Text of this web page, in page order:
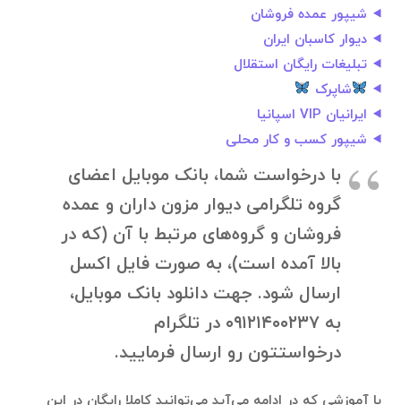
شیپور عمده فروشان
دیوار کاسبان ایران
تبلیغات رایگان استقلال
شاپرک
ایرانیان VIP اسپانیا
شیپور کسب و کار محلی
با درخواست شما، بانک موبایل اعضای
گروه تلگرامی دیوار مزون داران و عمده
فروشان و گروه‌های مرتبط با آن (که در
بالا آمده است)، به صورت فایل اکسل
ارسال شود. جهت دانلود بانک موبایل،
به ۰۹۱۲۱۴۰۰۲۳۷ در تلگرام
درخواستتون رو ارسال فرمایید.
با آموزشی که در ادامه می‌آید می‌توانید کاملا رایگان در این